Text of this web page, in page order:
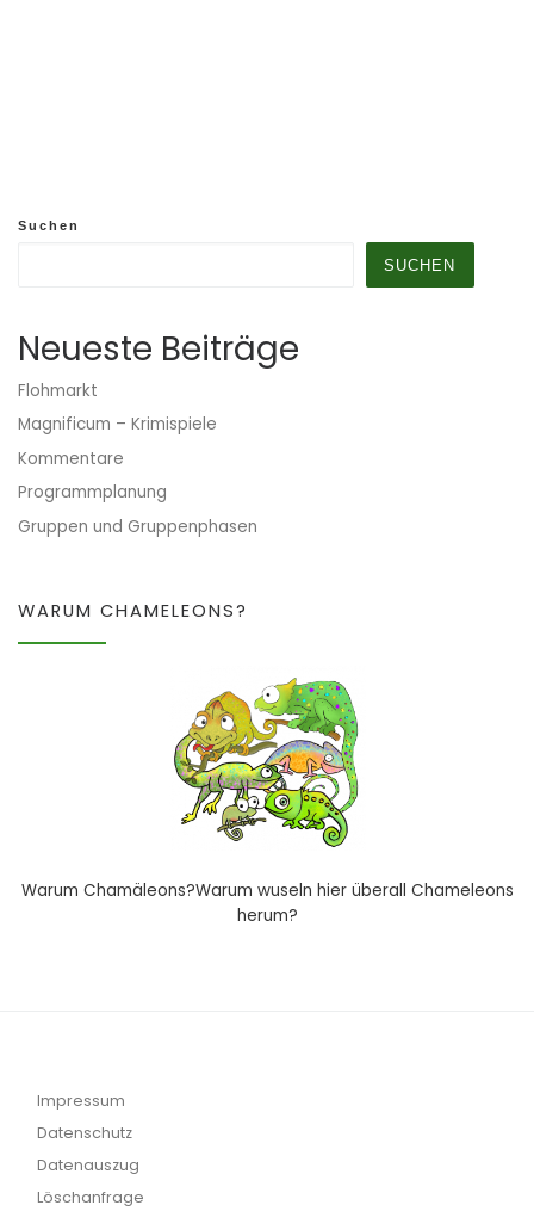
Suchen
SUCHEN
Neueste Beiträge
Flohmarkt
Magnificum – Krimispiele
Kommentare
Programmplanung
Gruppen und Gruppenphasen
WARUM CHAMELEONS?
Warum Chamäleons?Warum wuseln hier überall Chameleons
herum?
Impressum
Datenschutz
Datenauszug
Löschanfrage